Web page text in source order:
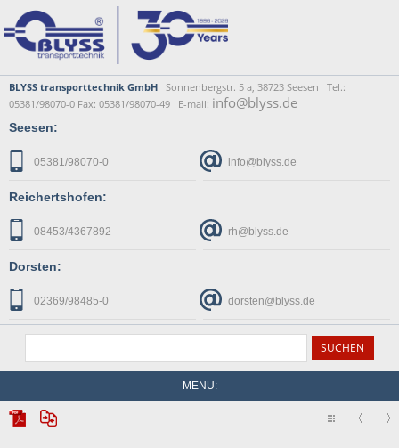
BLYSS transporttechnik GmbH Sonnenbergstr. 5 a, 38723 Seesen Tel.:
05381/98070-0 Fax: 05381/98070-49 E-mail: info@blyss.de
Seesen:
05381/98070-0 info@blyss.de
Reichertshofen:
08453/4367892 rh@blyss.de
Dorsten:
02369/98485-0 dorsten@blyss.de
MENU: